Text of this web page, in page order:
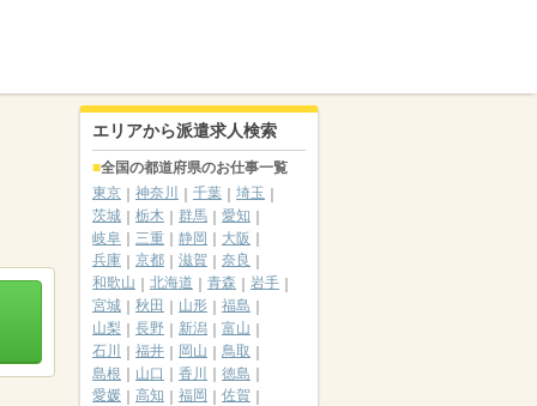
エリアから派遣求人検索
全国の都道府県のお仕事一覧
東京
神奈川 千葉
埼玉
茨城
栃木 群馬
愛知
岐阜
三重 静岡
大阪
兵庫
京都 滋賀
奈良
和歌山
北海道 青森
岩手
宮城
秋田 山形
福島
山梨
長野 新潟
富山
石川
福井 岡山
鳥取
島根
山口 香川
徳島
愛媛
高知 福岡
佐賀